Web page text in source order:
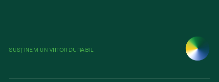
SUSȚINEM UN VIITOR DURABIL